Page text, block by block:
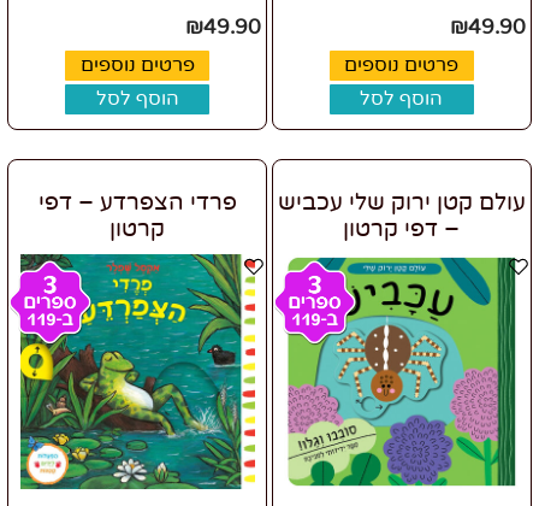
₪49.90
פרטים נוספים
הוסף לסל
₪49.90
פרטים נוספים
הוסף לסל
עולם קטן ירוק שלי עכביש
– דפי קרטון
פרדי הצפרדע – דפי
קרטון